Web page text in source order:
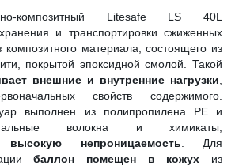
композитный Litesafe LS 40L
и транспортировки сжиженных
композитного материала, состоящего из
покрытой эпоксидной смолой. Такой
внешние и внутренние нагрузки
свойств содержимого.
выполнен из полипропилена PE и
волокна и химикаты,
высокую непроницаемость . Для
баллон помещен в кожух из